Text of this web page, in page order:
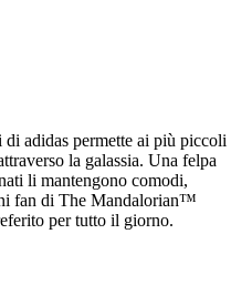
adidas permette ai più piccoli
la galassia. Una felpa
li mantengono comodi,
fan di The Mandalorian™
per tutto il giorno.